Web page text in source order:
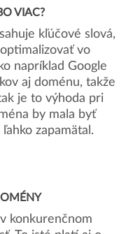
VIAC?
kľúčové slová,
vo
napríklad Google
aj doménu, takže
je to výhoda pri
by mala byť
zapamätal.
konkurenčnom